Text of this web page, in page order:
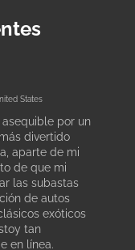
States
por un
divertido
aparte de mi
de que mi
las subastas
de autos
exóticos
tan
en línea.